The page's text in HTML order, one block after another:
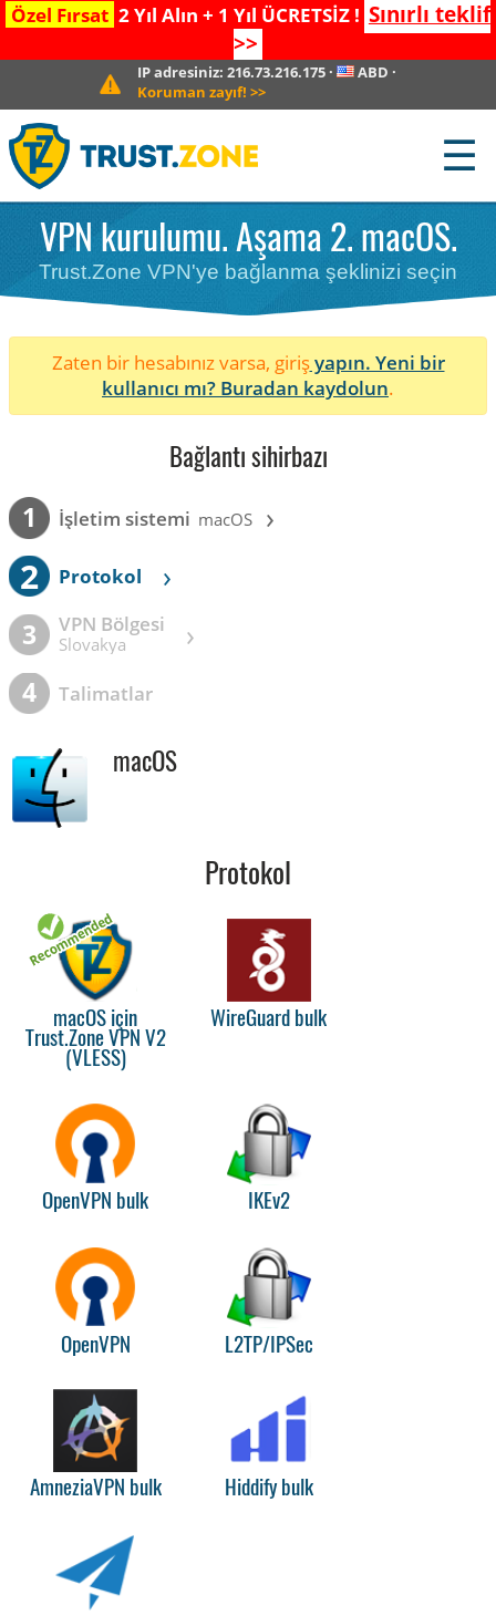
Özel Fırsat 2 Yıl Alın + 1 Yıl ÜCRETSİZ ! Sınırlı teklif
>>
IP adresiniz:216.73.216.175 · ABD ·
Koruman zayıf! >>
☰
VPN kurulumu. Aşama 2. macOS.
Trust.Zone VPN'ye bağlanma şeklinizi seçin
Zaten bir hesabınız varsa, girişyapın. Yeni bir
kullanıcı mı? Buradan kaydolun.
Bağlantı sihirbazı
1 İşletim sistemi macOS ›
2 Protokol ›
3 VPN Bölgesi
Slovakya ›
4 Talimatlar
macOS
Protokol
macOS için
Trust.Zone VPN V2
(VLESS)
WireGuard bulk
OpenVPN bulk IKEv2
OpenVPN L2TP/IPSec
AmneziaVPN bulk Hiddify bulk